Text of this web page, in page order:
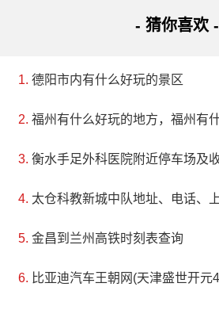
- 猜你喜欢 -
德阳市内有什么好玩的景区
福州有什么好玩的地方，福州有
衡水手足外科医院附近停车场及
太仓科教新城中队地址、电话、
金昌到兰州高铁时刻表查询
比亚迪汽车王朝网(天津盛世开